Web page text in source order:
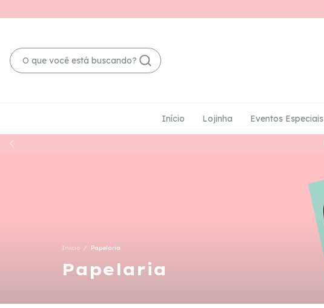
Início Lojinha Eventos Especiais
Início / Papelaria
Papelaria